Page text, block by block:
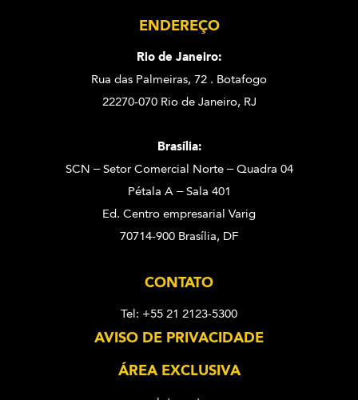
ENDEREÇO
Rio de Janeiro:
Rua das Palmeiras, 72 . Botafogo
22270-070 Rio de Janeiro, RJ
Brasília:
SCN – Setor Comercial Norte – Quadra 04
Pétala A – Sala 401
Ed. Centro empresarial Varig
70714-900 Brasília, DF
CONTATO
Tel: +55 21 2123-5300
AVISO DE PRIVACIDADE
ÁREA EXCLUSIVA